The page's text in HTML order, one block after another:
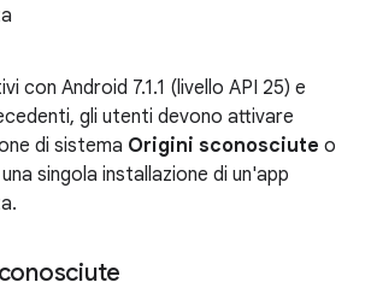
con Android 7.1.1 (livello API 25) e
gli utenti devono attivare
di sistema Origini sconosciute o
singola installazione di un'app